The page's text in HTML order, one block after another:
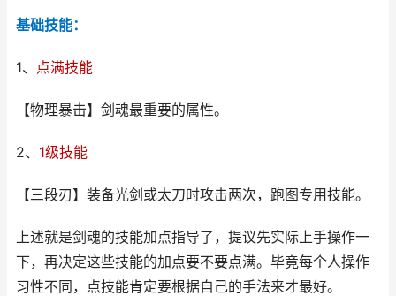
基础技能：
1、 点满技能
【物理暴击】剑魂最重要的属性。
2、 1级技能
【三段刃】装备光剑或太刀时攻击两次，跑图专用技能。
上述就是剑魂的技能加点指导了，提议先实际上手操作一
下，再决定这些技能的加点要不要点满。毕竟每个人操作
习性不同，点技能肯定要根据自己的手法来才最好。